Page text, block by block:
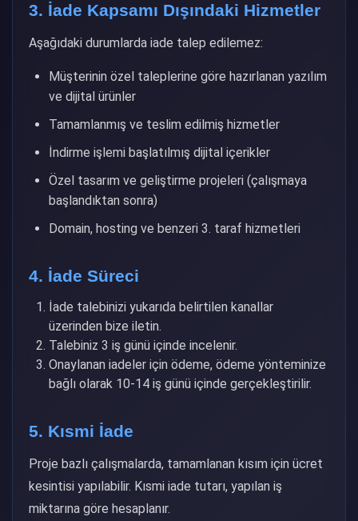
3. İade Kapsamı Dışındaki Hizmetler
Aşağıdaki durumlarda iade talep edilemez:
Müşterinin özel taleplerine göre hazırlanan yazılım
ve dijital ürünler
Tamamlanmış ve teslim edilmiş hizmetler
İndirme işlemi başlatılmış dijital içerikler
Özel tasarım ve geliştirme projeleri (çalışmaya
başlandıktan sonra)
Domain, hosting ve benzeri 3. taraf hizmetleri
4. İade Süreci
İade talebinizi yukarıda belirtilen kanallar
üzerinden bize iletin.
Talebiniz 3 iş günü içinde incelenir.
Onaylanan iadeler için ödeme, ödeme yönteminize
bağlı olarak 10-14 iş günü içinde gerçekleştirilir.
5. Kısmi İade
Proje bazlı çalışmalarda, tamamlanan kısım için ücret
kesintisi yapılabilir. Kısmi iade tutarı, yapılan iş
miktarına göre hesaplanır.